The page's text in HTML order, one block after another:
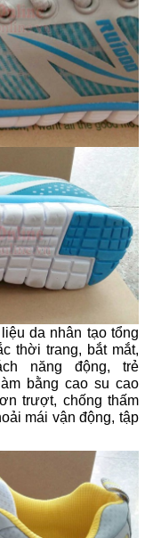
da nhân tạo tổng
thời trang, bắt mắt,
năng động, trẻ
bằng cao su cao
trượt, chống thấm
mái vận động, tập